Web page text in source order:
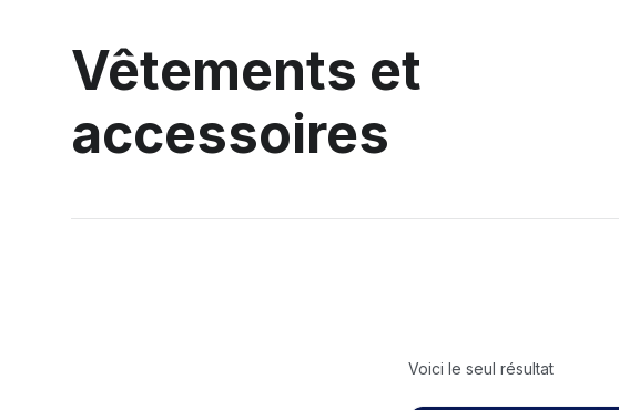
Vêtements et
accessoires
Voici le seul résultat